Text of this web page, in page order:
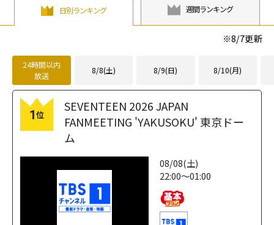
日別ランキング 週間ランキング
※8/7更新
24時間以内
放送
8/8(土) 8/9(日) 8/10(月)
1位
SEVENTEEN 2026 JAPAN
FANMEETING 'YAKUSOKU' 東京ドー
ム
08/08(土)
22:00～01:00